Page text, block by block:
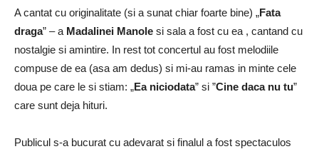
A cantat cu originalitate (si a sunat chiar foarte bine) „Fata
draga” – a Madalinei Manole si sala a fost cu ea , cantand cu
nostalgie si amintire. In rest tot concertul au fost melodiile
compuse de ea (asa am dedus) si mi-au ramas in minte cele
doua pe care le si stiam: „Ea niciodata” si ”Cine daca nu tu”
care sunt deja hituri.
Publicul s-a bucurat cu adevarat si finalul a fost spectaculos